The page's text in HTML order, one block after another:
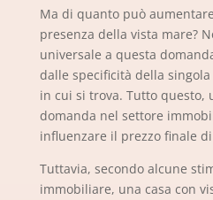
Ma di quanto può
presenza della vista mare?
universale a questa
dalle specificità della
in cui si trova. Tutto questo,
domanda nel settore
influenzare il prezzo finale
Tuttavia, secondo alcune
immobiliare, una casa con